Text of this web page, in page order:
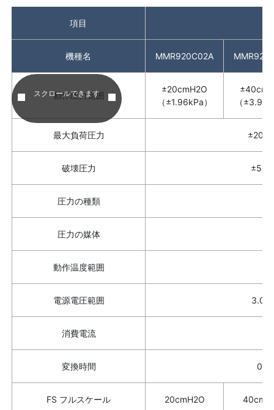
スクロールできます
項目
機種名 MMR920C02A
動作圧力範囲
±20cmH2O
（±1.96kPa）
（
最大負荷圧力
破壊圧力
圧力の種類
圧力の媒体
動作温度範囲
電源電圧範囲 3.0
消費電流
変換時間 0.4
FS フルスケール 20cmH2O